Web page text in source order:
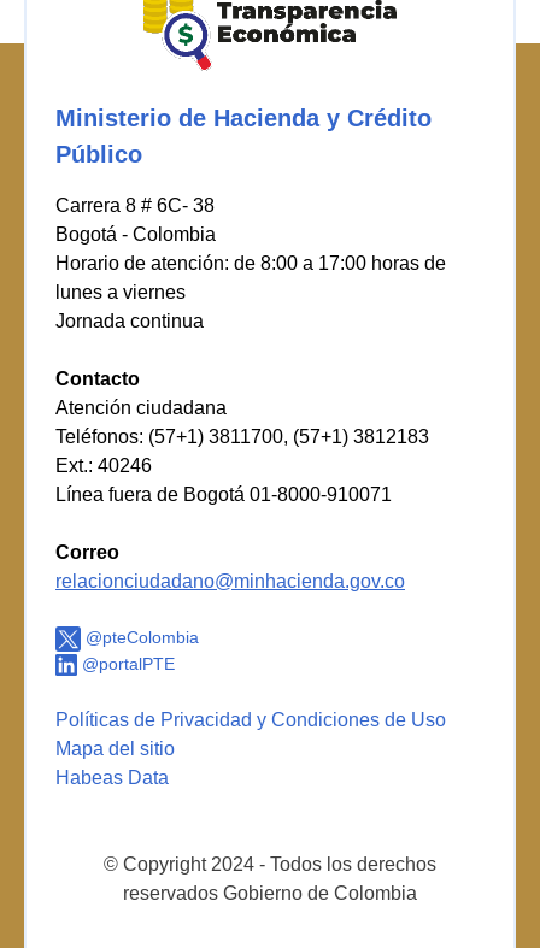
Ministerio de Hacienda y Crédito
Público
Carrera 8 # 6C- 38
Bogotá - Colombia
Horario de atención: de 8:00 a 17:00 horas de
lunes a viernes
Jornada continua
Contacto
Atención ciudadana
Teléfonos: (57+1) 3811700, (57+1) 3812183
Ext.: 40246
Línea fuera de Bogotá 01-8000-910071
Correo
relacionciudadano@minhacienda.gov.co
@pteColombia
@portalPTE
Políticas de Privacidad y Condiciones de Uso
Mapa del sitio
Habeas Data
© Copyright 2024 - Todos los derechos
reservados Gobierno de Colombia